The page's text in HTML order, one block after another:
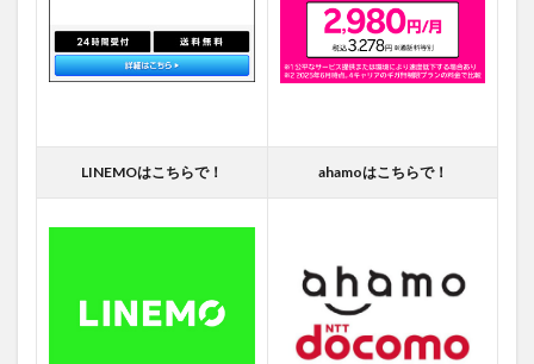
LINEMOはこちらで！ ahamoはこちらで！